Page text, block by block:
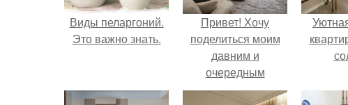
Виды пеларгоний.
Это важно знать.
Привет! Хочу
поделиться моим
давним и
очередным
неопубликованным